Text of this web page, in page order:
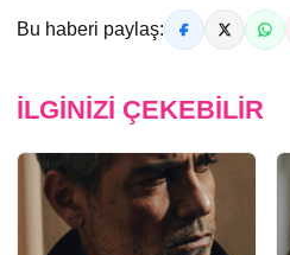
Bu haberi paylaş:
İLGINIZI ÇEKEBILIR